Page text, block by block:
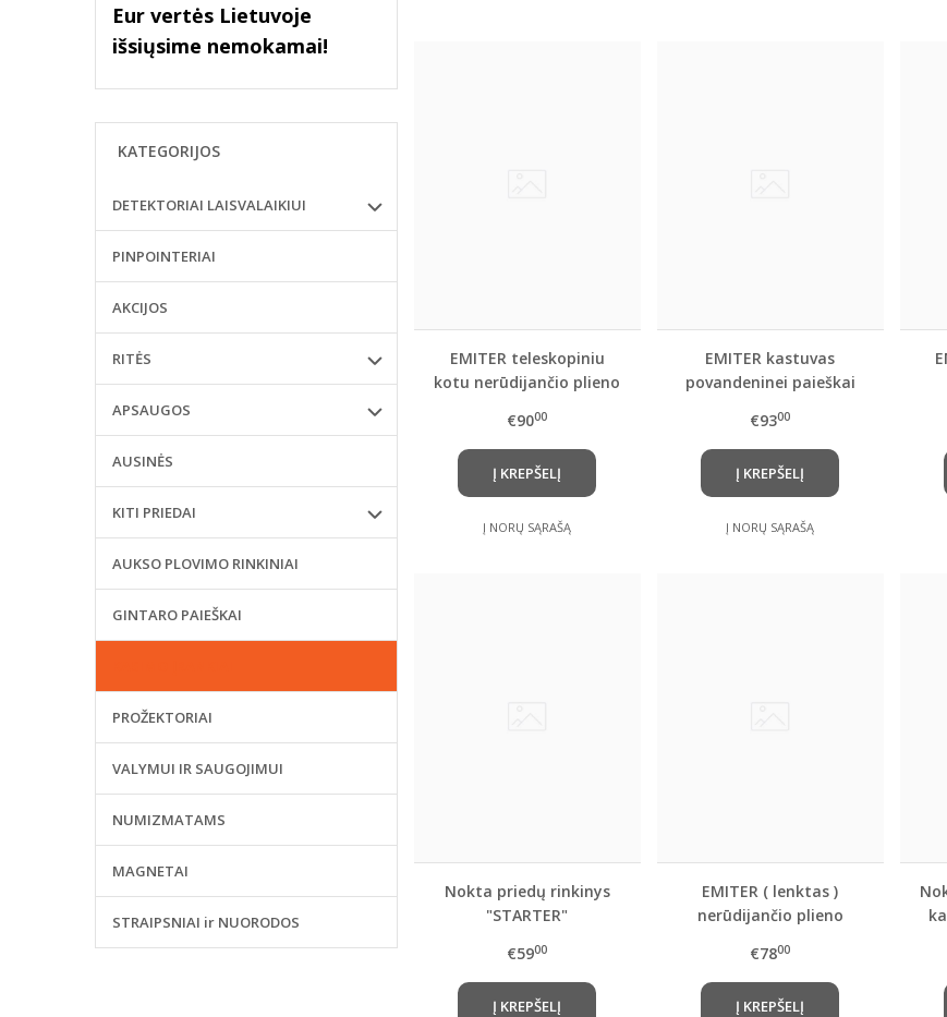
EMITER teleskopiniu
kotu nerūdijančio plieno
€9000
Į KREPŠELĮ
Į NORŲ SĄRAŠĄ
EMITER kastuvas
povandeninei paieškai
€9300
Į KREPŠELĮ
Į NORŲ SĄRAŠĄ
Nokta priedų rinkinys
"STARTER"
€5900
Į KREPŠELĮ
EMITER ( lenktas )
nerūdijančio plieno
€7800
Į KREPŠELĮ
Eur vertės Lietuvoje
išsiųsime nemokamai!
KATEGORIJOS
DETEKTORIAI LAISVALAIKIUI
PINPOINTERIAI
AKCIJOS
RITĖS
APSAUGOS
AUSINĖS
KITI PRIEDAI
AUKSO PLOVIMO RINKINIAI
GINTARO PAIEŠKAI
PROŽEKTORIAI
VALYMUI IR SAUGOJIMUI
NUMIZMATAMS
MAGNETAI
STRAIPSNIAI ir NUORODOS